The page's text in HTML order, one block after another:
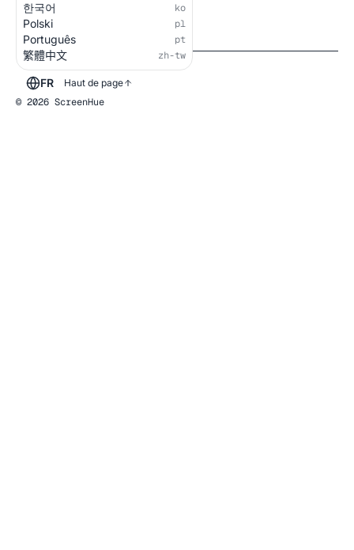
© 2026 ScreenHue
FR
한국어 ko
Polski pl
Português pt
繁體中文 zh-tw
Haut de page